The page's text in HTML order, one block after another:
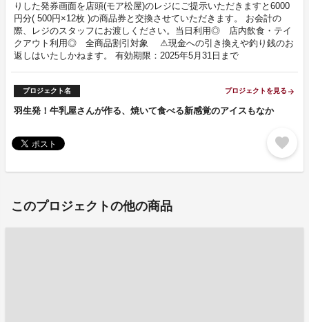
りした発券画面を店頭(モア松屋)のレジにご提示いただきますと6000
円分( 500円×12枚 )の商品券と交換させていただきます。 お会計の
際、レジのスタッフにお渡しください。当日利用◎ 店内飲食・テイ
クアウト利用◎ 全商品割引対象 ⚠現金への引き換えや釣り銭のお
返しはいたしかねます。 有効期限：2025年5月31日まで
プロジェクト名 プロジェクトを見る arrow_forward
羽生発！牛乳屋さんが作る、焼いて食べる新感覚のアイスもなか
favorite
このプロジェクトの他の商品